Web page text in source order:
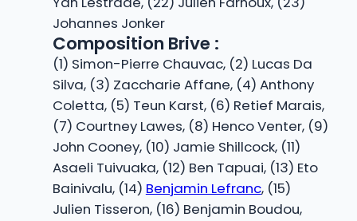
Johannes Jonker
Composition Brive :
(1) Simon-Pierre Chauvac, (2) Lucas Da
Silva, (3) Zaccharie Affane, (4) Anthony
Coletta, (5) Teun Karst, (6) Retief Marais,
(7) Courtney Lawes, (8) Henco Venter, (9)
John Cooney, (10) Jamie Shillcock, (11)
Asaeli Tuivuaka, (12) Ben Tapuai, (13) Eto
Bainivalu, (14) Benjamin Lefranc, (15)
Julien Tisseron, (16) Benjamin Boudou,